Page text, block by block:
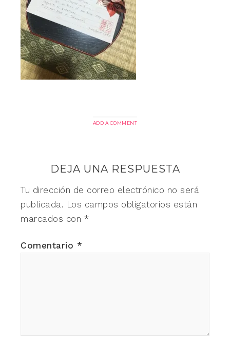
ADD A COMMENT
DEJA UNA RESPUESTA
Tu dirección de correo electrónico no será
publicada. Los campos obligatorios están
marcados con *
Comentario *